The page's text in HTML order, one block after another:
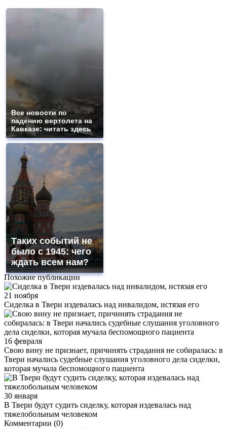
Все новости по
падению вертолета на
Кавказе: читать здесь
Таких событий не
было с 1945: чего
ждать всем нам?
Похожие публикации
21 ноября
Сиделка в Твери издевалась над инвалидом, истязая его
16 февраля
Свою вину не признает, причинять страдания не собиралась: в
Твери начались судебные слушания уголовного дела сиделки,
которая мучала беспомощного пациента
30 января
В Твери будут судить сиделку, которая издевалась над
тяжелобольным человеком
Комментарии (0)